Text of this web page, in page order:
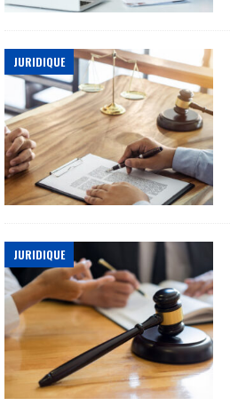
JURIDIQUE
JURIDIQUE